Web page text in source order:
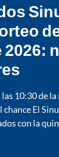
2026:
10:30 de
El
con la